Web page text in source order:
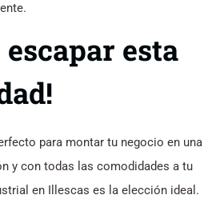
escapar esta
para montar tu negocio en una
y con todas las comodidades a tu
en Illescas es la elección ideal.